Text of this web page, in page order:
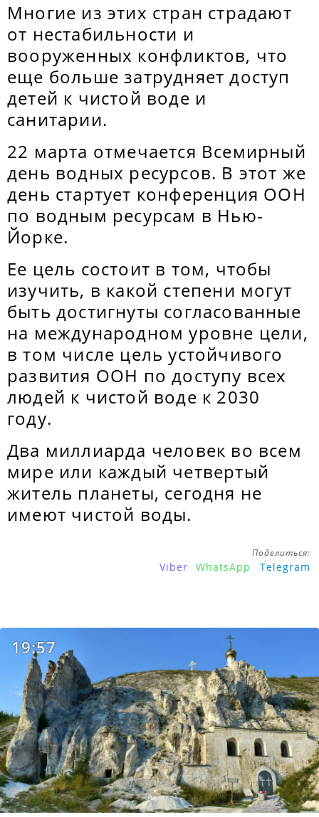
Многие из этих стран страдают
от нестабильности и
вооруженных конфликтов, что
еще больше затрудняет доступ
детей к чистой воде и
санитарии.
22 марта отмечается Всемирный
день водных ресурсов. В этот же
день стартует конференция ООН
по водным ресурсам в Нью-
Йорке.
Ее цель состоит в том, чтобы
изучить, в какой степени могут
быть достигнуты согласованные
на международном уровне цели,
в том числе цель устойчивого
развития ООН по доступу всех
людей к чистой воде к 2030
году.
Два миллиарда человек во всем
мире или каждый четвертый
житель планеты, сегодня не
имеют чистой воды.
Поделиться:
Viber WhatsApp Telegram
19:57